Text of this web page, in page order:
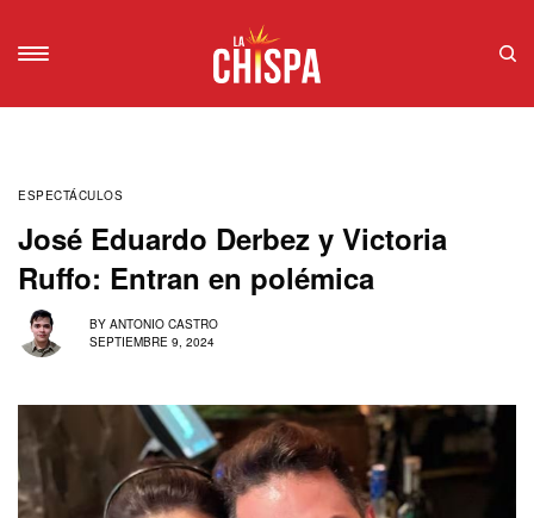
ESPECTÁCULOS
José Eduardo Derbez y Victoria
Ruffo: Entran en polémica
BY ANTONIO CASTRO
SEPTIEMBRE 9, 2024